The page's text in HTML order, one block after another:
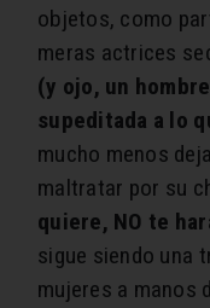
objetos, como
meras actrices
(y ojo, un
supeditada a lo
mucho menos
maltratar por su
quiere, NO te
sigue siendo una
mujeres a manos